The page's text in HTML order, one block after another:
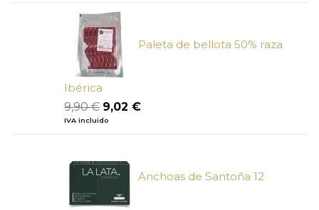
era:
5,50 €.
Paleta de bellota 50% raza
Ibérica
9,90€ El
precio
9,90 €.
9,02 €El
IVA incluido
Anchoas de Santoña 12